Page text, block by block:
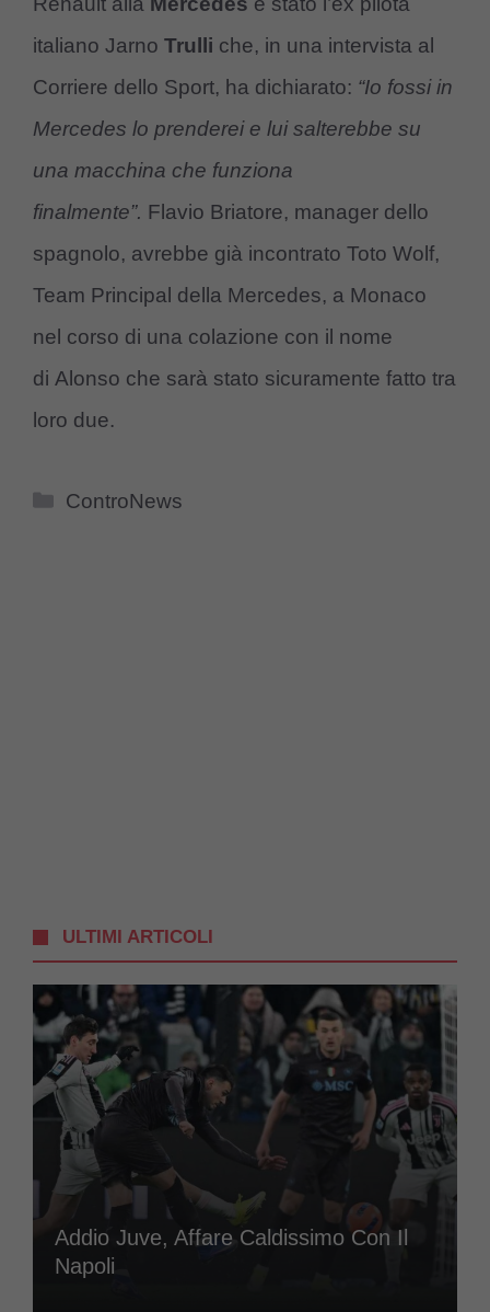
italiano Jarno Trulli che, in una intervista al
Corriere dello Sport, ha dichiarato: “Io fossi in
Mercedes lo prenderei e lui salterebbe su
una macchina che funziona
finalmente”. Flavio Briatore, manager dello
spagnolo, avrebbe già incontrato Toto Wolf,
Team Principal della Mercedes, a Monaco
nel corso di una colazione con il nome
di Alonso che sarà stato sicuramente fatto tra
loro due.
Categorie
ControNews
ULTIMI ARTICOLI
Addio Juve, Affare Caldissimo Con Il
Napoli